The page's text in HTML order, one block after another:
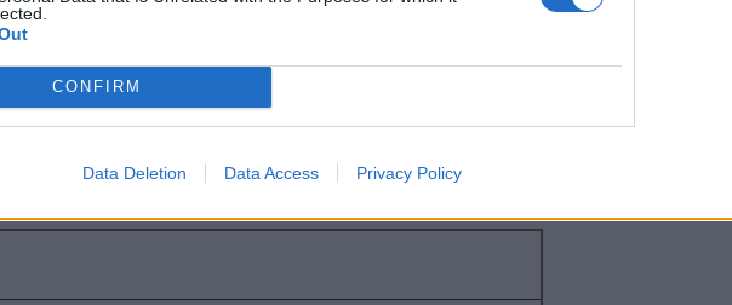
CONFIRM
Data Deletion Data Access Privacy Policy
súlya a csend mögött | Passió
mutatjuk be a csíkszentkirályi
összefogásával készült passió-filmet – egy
alkotást, amely a hit erejéből és a közösség
született.